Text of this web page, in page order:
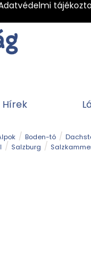
Hírek
Boden-tó
Salzburg